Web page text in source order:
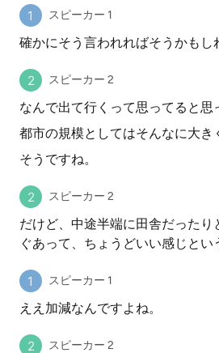
スピーカー 1
確かにそう言われればそうかもし
スピーカー 2
なんで出て行くって思ってると思
都市の規模としてはそんなに大き
そうですね。
スピーカー 2
だけど、中途半端に田舎だったり
ぐあって、ちょうどいい感じとい
スピーカー 1
ええ加減なんですよね。
スピーカー 2